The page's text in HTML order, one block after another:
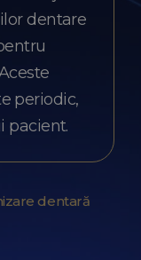
dentare
periodic,
pacient.
dentară